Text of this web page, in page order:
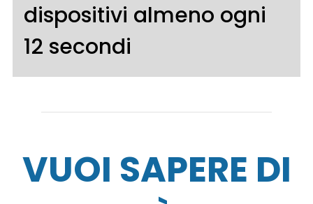
dispositivi almeno ogni
12 secondi
VUOI SAPERE DI